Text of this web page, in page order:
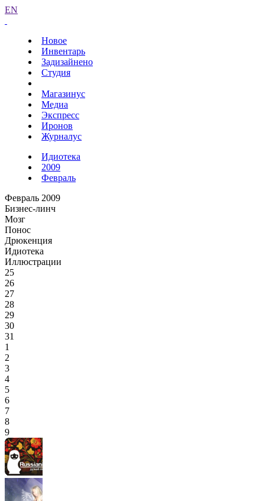
EN
Новое
Инвентарь
Задизайнено
Студия
Магазинус
Медиа
Экспресс
Иронов
Журналус
Идиотека
2009
Февраль
Февраль 2009
Бизнес-линч
Мозг
Понос
Дрюкенция
Идиотека
Иллюстрации
25
26
27
28
29
30
31
1
2
3
4
5
6
7
8
9